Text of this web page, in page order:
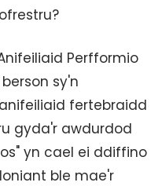
Perfformio
sy'n
fertebraidd
gyda'r awdurdod
yn cael ei ddiffino
ble mae'r